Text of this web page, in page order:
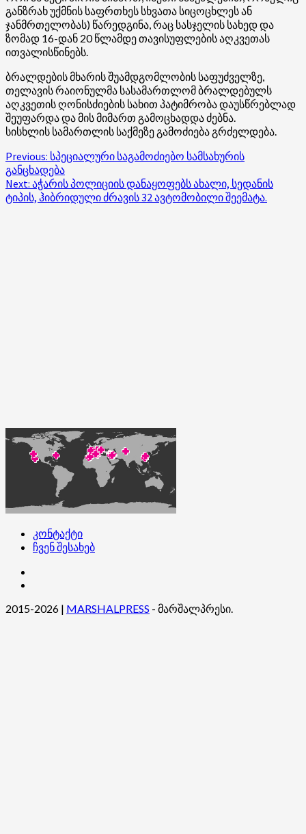
განზრახ უქმნის საფრთხეს სხვათა სიცოცხლეს ან
ჯანმრთელობას) წარედგინა, რაც სასჯელის სახედ და
ზომად 16-დან 20 წლამდე თავისუფლების აღკვეთას
ითვალისწინებს.
ბრალდების მხარის შუამდგომლობის საფუძველზე,
თელავის რაიონულმა სასამართლომ ბრალდებულს
აღკვეთის ღონისძიების სახით პატიმრობა დაუსწრებლად
შეუფარდა და მის მიმართ გამოცხადდა ძებნა.
სისხლის სამართლის საქმეზე გამოძიება გრძელდება.
Post
navigation
Previous: სპეციალური საგამოძიებო სამსახურის
განცხადება
Next: აჭარის პოლიციის დანაყოფებს ახალი, სედანის
ტიპის, ჰიბრიდული ძრავის 32 ავტომობილი შეემატა.
კონტაქტი
ჩვენ შესახებ
2015-2026 | MARSHALPRESS - მარშალპრესი.